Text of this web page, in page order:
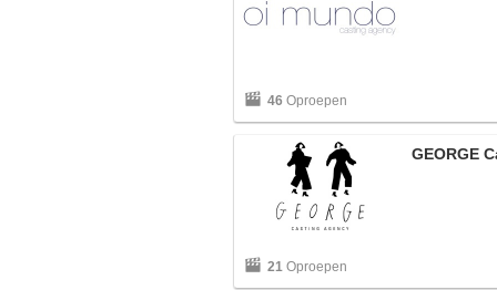
46 Oproepen
GEORGE
21 Oproepen